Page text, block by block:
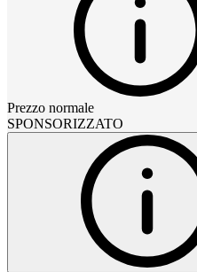
Prezzo normale
SPONSORIZZATO